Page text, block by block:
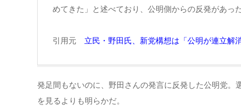
めてきた」と述べており、公明側からの反発があった
引用元 立民・野田氏、新党構想は「公明が連立
発足間もないのに、野田さんの発言に反発した公明党
を見るよりも明らかだ。